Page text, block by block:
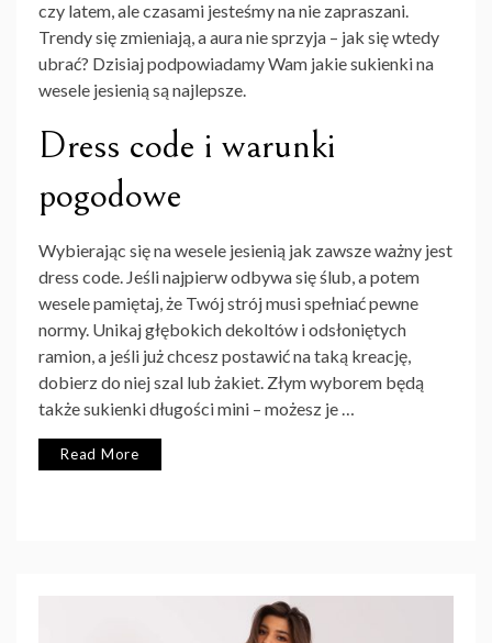
czy latem, ale czasami jesteśmy na nie zapraszani.
Trendy się zmieniają, a aura nie sprzyja – jak się wtedy
ubrać? Dzisiaj podpowiadamy Wam jakie sukienki na
wesele jesienią są najlepsze.
Dress code i warunki
pogodowe
Wybierając się na wesele jesienią jak zawsze ważny jest
dress code. Jeśli najpierw odbywa się ślub, a potem
wesele pamiętaj, że Twój strój musi spełniać pewne
normy. Unikaj głębokich dekoltów i odsłoniętych
ramion, a jeśli już chcesz postawić na taką kreację,
dobierz do niej szal lub żakiet. Złym wyborem będą
także sukienki długości mini – możesz je …
Read More